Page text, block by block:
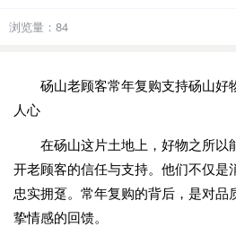
浏览量：84
砀山老顾客常年复购支持砀山好
人心
在砀山这片土地上，好物之所以
开老顾客的信任与支持。他们不仅是
忠实拥趸。常年复购的背后，是对品
挚情感的回馈。